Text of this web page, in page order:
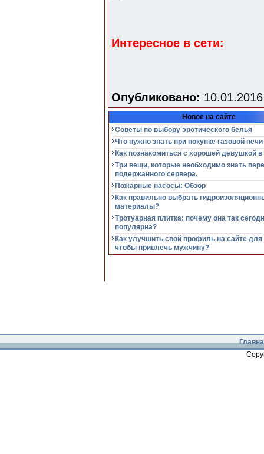
Интересное в сети:
Опубликовано:
Новое на сайте
Советы по выбору эротического белья
Что нужно знать при покупке газовой печи
Как познакомиться с хорошей девушкой в
Три вещи, которые необходимо знать
подержанного сервера.
Пожарные насосы: Обзор
Как правильно выбрать
материалы?
Тротуарная плитка: почему она так
популярна?
Как улучшить свой профиль на сайте для
чтобы привлечь мужчину?